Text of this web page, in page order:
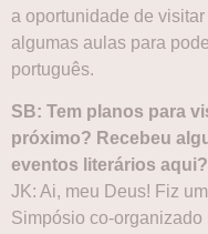
a oportunidade de
algumas aulas para
português.
SB: Tem planos para
próximo? Recebeu
eventos literários aqui?
JK: Ai, meu Deus! Fiz
Simpósio co-